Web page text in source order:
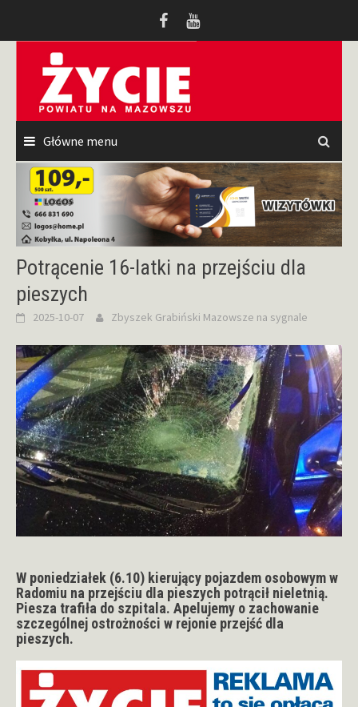
Główne menu
Potrącenie 16-latki na przejściu dla
pieszych
2025-10-07 Zbyszek Grabiński Mazowsze na sygnale
W poniedziałek (6.10) kierujący pojazdem osobowym w
Radomiu na przejściu dla pieszych potrącił nieletnią.
Piesza trafiła do szpitala. Apelujemy o zachowanie
szczególnej ostrożności w rejonie przejść dla
pieszych.